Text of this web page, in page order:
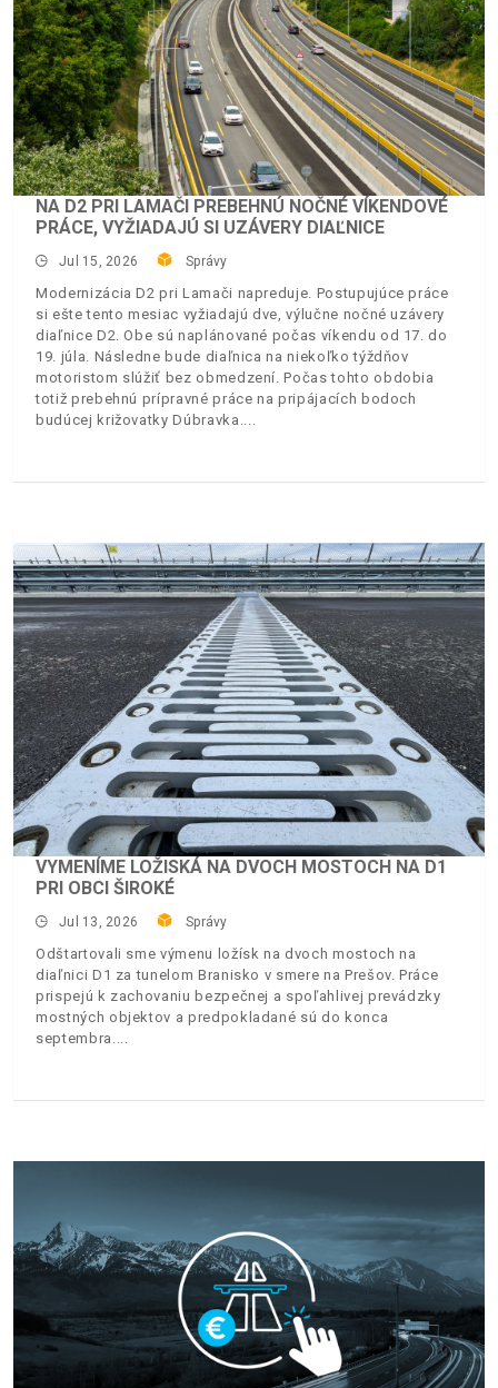
NA D2 PRI LAMAČI PREBEHNÚ NOČNÉ VÍKENDOVÉ
PRÁCE, VYŽIADAJÚ SI UZÁVERY DIAĽNICE
Jul 15, 2026 Správy
Modernizácia D2 pri Lamači napreduje. Postupujúce práce
si ešte tento mesiac vyžiadajú dve, výlučne nočné uzávery
diaľnice D2. Obe sú naplánované počas víkendu od 17. do
19. júla. Následne bude diaľnica na niekoľko týždňov
motoristom slúžiť bez obmedzení. Počas tohto obdobia
totiž prebehnú prípravné práce na pripájacích bodoch
budúcej križovatky Dúbravka.
VYMENÍME LOŽISKÁ NA DVOCH MOSTOCH NA D1
PRI OBCI ŠIROKÉ
Jul 13, 2026 Správy
Odštartovali sme výmenu ložísk na dvoch mostoch na
diaľnici D1 za tunelom Branisko v smere na Prešov. Práce
prispejú k zachovaniu bezpečnej a spoľahlivej prevádzky
mostných objektov a predpokladané sú do konca
septembra.